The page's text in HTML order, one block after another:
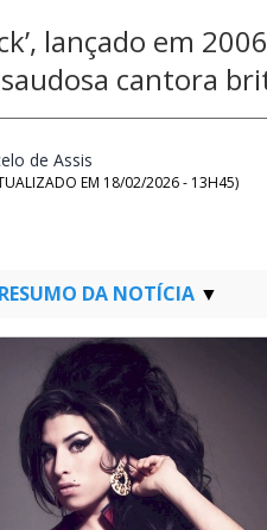
lançado em
cantora
de Assis
EM 18/02/2026 - 13H45)
DA NOTÍCIA